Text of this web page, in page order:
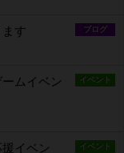
ブログ
す
イベント
ムイベン
イベント
イベン